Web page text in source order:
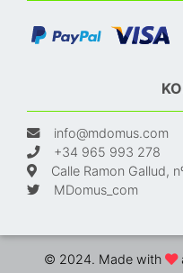
info@mdomus.com
+34 965 993 278
Calle Ramon Gallud,
MDomus_com
© 2024. Made with